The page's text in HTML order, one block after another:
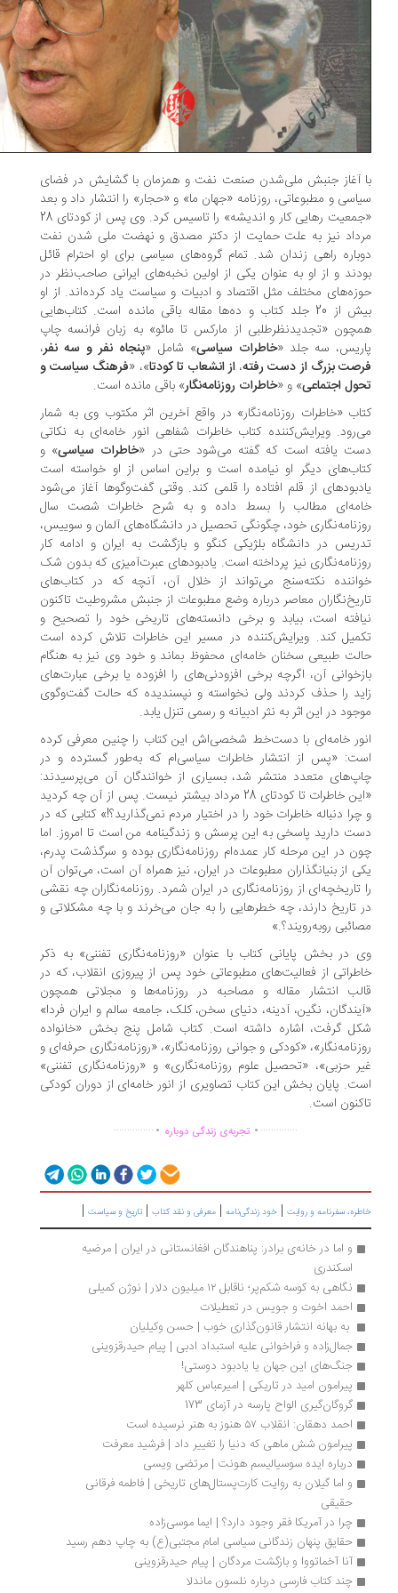
آغاز جنبش ملی‌شدن صنعت نفت و همزمان با گشایش در فضای
و مطبوعاتی، روزنامه‌ «جهان ما» و «حجار» را انتشار داد و بعد
«جمعیت رهایی کار و اندیشه» را تاسیس کرد. وی پس از کودتای 28
نیز به علت حمایت از دکتر مصدق و نهضت ملی شدن نفت
راهی زندان شد. تمام گروه‌های سیاسی برای او احترام قائل
و از او به عنوان یکی از اولین نخبه‌های ایرانی صاحب‌نظر در
مختلف مثل اقتصاد و ادبیات و سیاست یاد کرده‌اند. از او
بیش از 20 جلد کتاب و ده‌ها مقاله باقی مانده است. کتاب‌هایی
«تجدیدنظرطلبی از مارکس تا مائو» به زبان فرانسه چاپ
سه جلد « خاطرات سیاسی» شامل «پنجاه نفر و سه نفر،
بزرگ از دست رفته،از انشعاب تا کودتا »، «فرهنگ سیاست و
اجتماعی» و «خاطرات روزنامه‌نگار» باقی مانده است.
«خاطرات روزنامه‌نگار» در واقع آخرین اثر مکتوب وی به شمار
ویرایش‌کننده کتاب خاطرات شفاهی انور خامه‌ای به نکاتی
یافته است که گفته می‌شود حتی در «خاطرات سیاسی» و
دیگر او نیامده است و براین اساس از او خواسته است
از قلم افتاده را قلمی کند. وقتی گفت‌وگوها آغاز می‌شود
مطالب را بسط داده و به شرح خاطرات شصت سال
خود، چگونگی تحصیل در دانشگاه‌های آلمان و سوییس،
در دانشگاه بلژیکی کنگو و بازگشت به ایران و ادامه کار
نیز پرداخته است. یادبودهای عبرت‌آمیزی که بدون شک
نکته‌سنج می‌تواند از خلال آن، آنچه که در کتاب‌های
معاصر درباره وضع مطبوعات از جنبش مشروطیت تاکنون
است، بیابد و برخی دانسته‌های تاریخی خود را تصحیح و
کند. ویرایش‌کننده در مسیر این خاطرات تلاش کرده است
طبیعی سخنان خامه‌ای محفوظ بماند و خود وی نیز به هنگام
آن، اگرچه برخی افزودنی‌های را افزوده یا برخی عبارت‌های
را حذف کردند ولی نخواسته و نپسندیده که حالت گفت‌وگوی
در این اثر به نثر ادبیانه و رسمی تنزل یابد.
خامه‌ای با دست‌خط شخصی‌اش این کتاب را چنین معرفی کرده
«پس از انتشار خاطرات سیاسی‌ام که به‌طور گسترده و در
متعدد منتشر شد، بسیاری از خوانندگان آن می‌پرسیدند:
«این خاطرات تا کودتای 28 مرداد بیشتر نیست. پس از آن چه کردید
دنباله خاطرات خود را در اختیار مردم نمی‌گذارید؟!» کتابی که در
دارید پاسخی به این پرسش و زندگینامه من است تا امروز. اما
در این مرحله کار عمده‌ام روزنامه‌نگاری بوده و سرگذشت پدرم،
از بنیانگذاران مطبوعات در ایران، نیز همراه آن است، می‌توان آن
تاریخچه‌ای از روزنامه‌نگاری در ایران شمرد. روزنامه‌نگاران چه نقشی
تاریخ دارند، چه خطرهایی را به جان می‌خرند و با چه مشکلاتی و
رو‌به‌رویند؟.»
در بخش پایانی کتاب با عنوان «روزنامه‌نگاری تفننی» به ذکر
از فعالیت‌های مطبوعاتی خود پس از پیروزی انقلاب، که در
انتشار مقاله و مصاحبه در روزنامه‌ها و مجلاتی همچون
نگین، آدینه، دنیای سخن، کلک، جامعه سالم و ایران فردا»
گرفت، اشاره داشته است. کتاب شامل پنج بخش «خانواده
«کودکی و جوانی روزنامه‌نگار»، «روزنامه‌نگاری حرفه‌ای و
حزبی»، «تحصیل علوم روزنامه‌نگاری» و «روزنامه‌نگاری تفننی»
پایان بخش این کتاب تصاویری از انور خامه‌ای از دوران کودکی
است.
............... .تجربه‌ی زندگی دوباره ...............
سفرنامه‌ و روایت|خود زندگی‌نامه|معرفی و نقد کتاب|تاریخ و سیاست |
و اما در خانه‌ی برادر: پناهندگان افغانستانی در ایران | مرضیه
اسکندری
نگاهی به کوسه شکم‌پر؛ ناقابل ۱۲ میلیون دلار | نوژن کمیلی
احمد اخوت و جویس در تعطیلات
به بهانه انتشار قانون‌گذاری خوب | حسن وکیلیان
جمال‌زاده و فراخوانی علیه استبداد ادبی | پیام حیدرقزوینی
جنگ‌های این جهان یا یادبود دوستی!
پیرامون امید در تاریکی | امیرعباس کلهر
گروگان‌گیری الواح پارسه در آزمای 173
احمد دهقان: انقلاب ۵۷ هنوز به هنر نرسیده است
پیرامون شش ماهی که دنیا را تغییر داد | فرشید معرفت
درباره ایده سوسیالیسم هونت | مرتضی ویسی
و اما گیلان به روایت کارت‌پستال‌های تاریخی | فاطمه فرقانی
چرا در آمریکا فقر وجود دارد؟ | ایما موسی‌زاده
حقایق پنهان زندگانی سیاسی امام مجتبی(ع) به چاپ دهم رسید
آنا آخماتووا و بازگشت مردگان | پیام حیدرقزوینی
چند کتاب‌ فارسی درباره نلسون ماندلا